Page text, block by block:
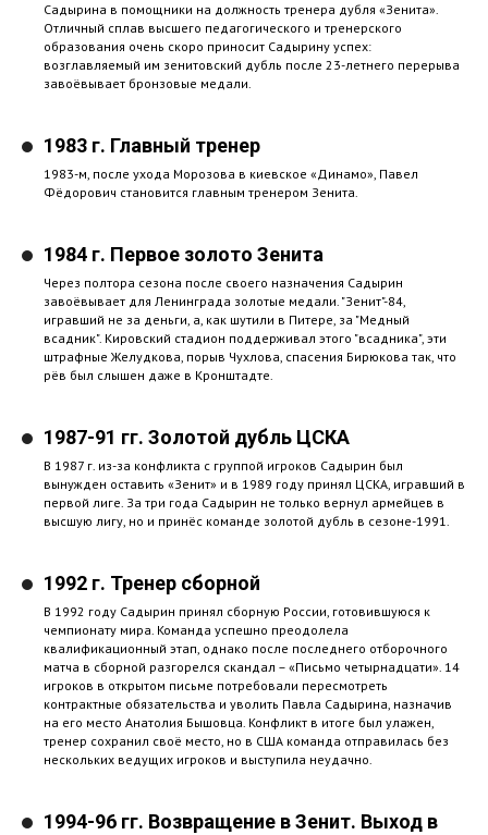
Садырина в помощники на должность тренера дубля «Зенита».
Отличный сплав высшего педагогического и тренерского
образования очень скоро приносит Садырину успех:
возглавляемый им зенитовский дубль после 23-летнего перерыва
завоёвывает бронзовые медали.
1983 г. Главный тренер
1983-м, после ухода Морозова в киевское «Динамо», Павел
Фёдорович становится главным тренером Зенита.
1984 г. Первое золото Зенита
Через полтора сезона после своего назначения Садырин
завоёвывает для Ленинграда золотые медали. "Зенит"-84,
игравший не за деньги, а, как шутили в Питере, за "Медный
всадник". Кировский стадион поддерживал этого "всадника", эти
штрафные Желудкова, порыв Чухлова, спасения Бирюкова так, что
рёв был слышен даже в Кронштадте.
1987-91 гг. Золотой дубль ЦСКА
В 1987 г. из-за конфликта с группой игроков Садырин был
вынужден оставить «Зенит» и в 1989 году принял ЦСКА, игравший в
первой лиге. За три года Садырин не только вернул армейцев в
высшую лигу, но и принёс команде золотой дубль в сезоне-1991.
1992 г. Тренер сборной
В 1992 году Садырин принял сборную России, готовившуюся к
чемпионату мира. Команда успешно преодолела
квалификационный этап, однако после последнего отборочного
матча в сборной разгорелся скандал – «Письмо четырнадцати». 14
игроков в открытом письме потребовали пересмотреть
контрактные обязательства и уволить Павла Садырина, назначив
на его место Анатолия Бышовца. Конфликт в итоге был улажен,
тренер сохранил своё место, но в США команда отправилась без
нескольких ведущих игроков и выступила неудачно.
1994-96 гг. Возвращение в Зенит. Выход в